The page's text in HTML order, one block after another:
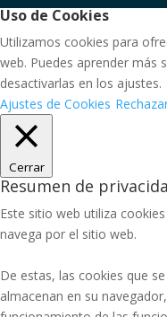
Uso de Cookies
Utilizamos cookies para
web. Puedes aprender más
desactivarlas en los ajustes.
Ajustes de Cookies
Cerrar
Resumen de
Este sitio web utiliza
navega por el sitio web.
De estas, las cookies que
almacenan en su